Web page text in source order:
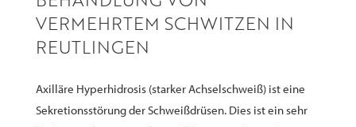
VERMEHRTEM SCHWITZEN IN
REUTLINGEN
Axilläre Hyperhidrosis (starker Achselschweiß) ist eine
Sekretionsstörung der Schweißdrüsen. Dies ist ein sehr